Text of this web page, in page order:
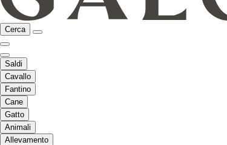
Cerca
Saldi
Cavallo
Fantino
Cane
Gatto
Animali
Allevamento